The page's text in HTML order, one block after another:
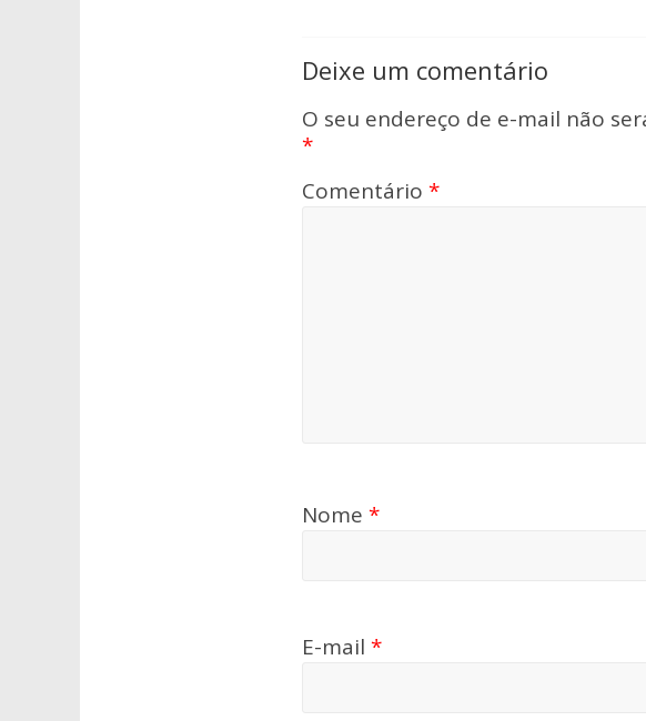
Deixe um comentário
O seu endereço de e-mail não
*
Comentário *
Nome *
E-mail *